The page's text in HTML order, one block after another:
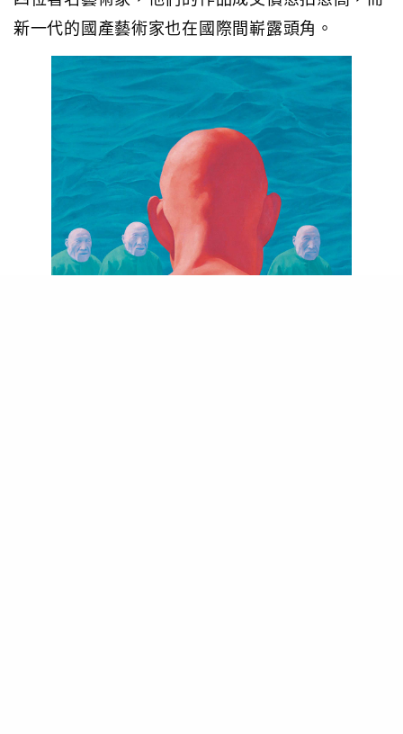
新一代的國產藝術家也在國際間嶄露頭角。